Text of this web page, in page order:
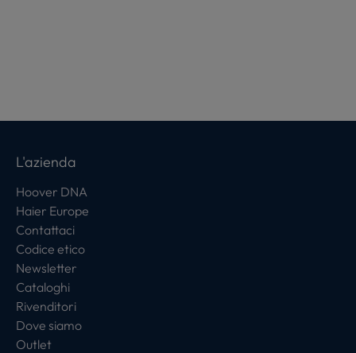
L'azienda
Hoover DNA
Haier Europe
Contattaci
Codice etico
Newsletter
Cataloghi
Rivenditori
Dove siamo
Outlet